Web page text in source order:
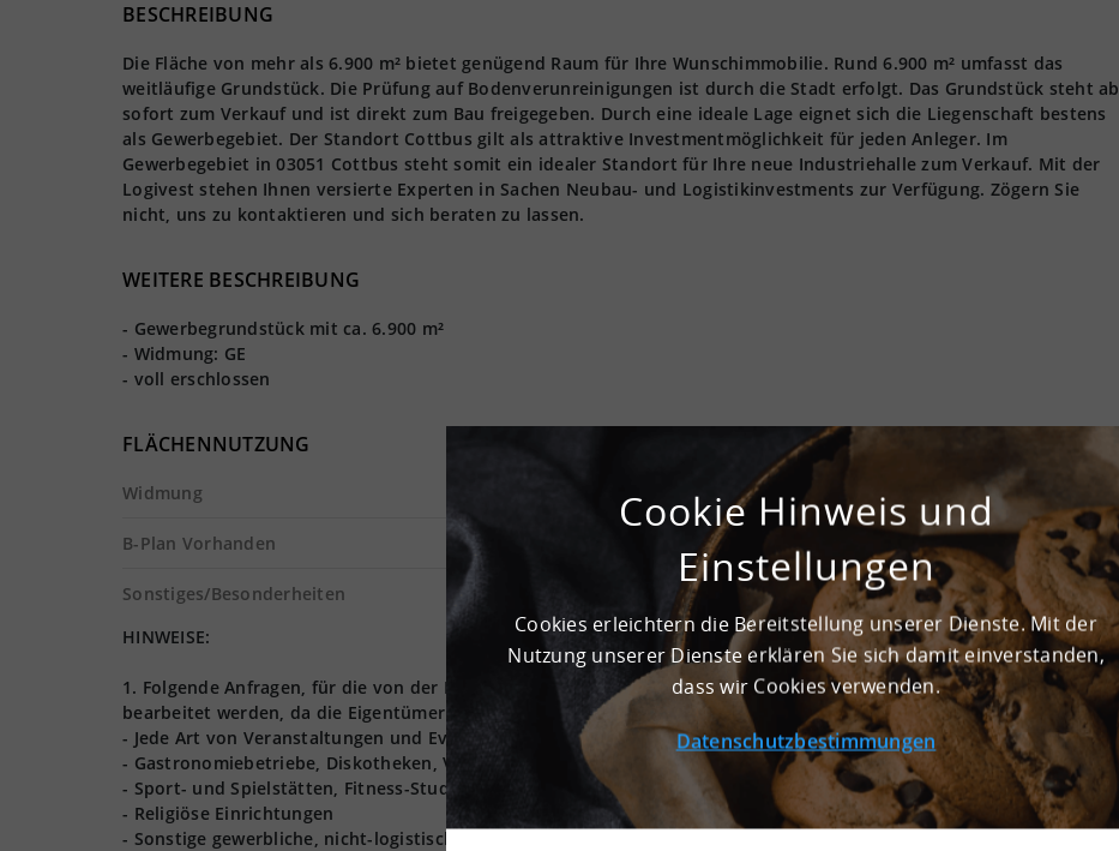
BESCHREIBUNG
Die Fläche von mehr als 6.900 m² bietet genügend Raum für Ihre Wunschimmobilie. Rund 6.900 m² umfasst das
weitläufige Grundstück. Die Prüfung auf Bodenverunreinigungen ist durch die Stadt erfolgt. Das Grundstück steht ab
sofort zum Verkauf und ist direkt zum Bau freigegeben. Durch eine ideale Lage eignet sich die Liegenschaft bestens
als Gewerbegebiet. Der Standort Cottbus gilt als attraktive Investmentmöglichkeit für jeden Anleger. Im
Gewerbegebiet in 03051 Cottbus steht somit ein idealer Standort für Ihre neue Industriehalle zum Verkauf. Mit der
Logivest stehen Ihnen versierte Experten in Sachen Neubau- und Logistikinvestments zur Verfügung. Zögern Sie
nicht, uns zu kontaktieren und sich beraten zu lassen.
WEITERE BESCHREIBUNG
- Gewerbegrundstück mit ca. 6.900 m²
- Widmung: GE
- voll erschlossen
FLÄCHENNUTZUNG
Widmung GE
B-Plan Vorhanden
Sonstiges/Besonderheiten
HINWEISE:
1. Folgende Anfragen, für die von der Logivest GmbH angebotenen Grundstücke und Bestandsflächen können nicht
bearbeitet werden, da die Eigentümer nur Lager, Logistik, Produktion und Light Industrial als Nutzung wünschen!
- Jede Art von Veranstaltungen und Events (Hochzeiten, Flohmärkte, Konzerte, Filmdrehs etc.)
- Gastronomiebetriebe, Diskotheken, Vergnügungsstätten
- Sport- und Spielstätten, Fitness-Studios
- Religiöse Einrichtungen
- Sonstige gewerbliche, nicht-logistische Nutzung wie Hundeschulen
Cookie Hinweis und
Einstellungen
Cookies erleichtern die Bereitstellung unserer Dienste. Mit der
Nutzung unserer Dienste erklären Sie sich damit einverstanden,
dass wir Cookies verwenden.
Datenschutzbestimmungen